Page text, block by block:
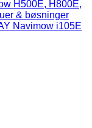
H500E, H800E,
& bøsninger
Navimow i105E